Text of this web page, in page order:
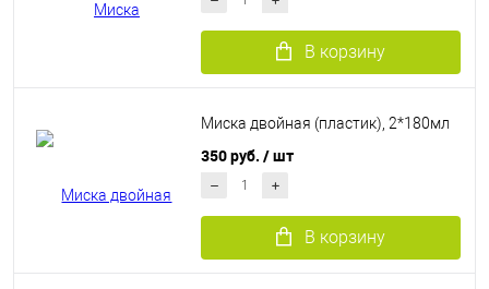
В корзину
Миска двойная (пластик), 2*180мл
350 руб. / шт
В корзину